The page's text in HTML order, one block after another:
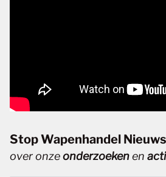
Stop Wapenhandel
over onzeonderzoekenen